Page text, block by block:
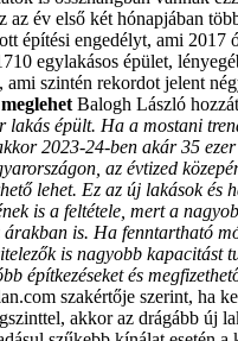
az év első két hónapjában
építési engedélyt, ami 2017
egylakásos épület,
ami szintén rekordot jelent
Balogh László
lakás épült. Ha a mostani
2023-24-ben akár 35
az évtized
lehet. Ez az új lakások és
is a feltétele, mert a
árakban is. Ha fenntartható
is nagyobb kapacitást
építkezéseket és
szakértője szerint, ha
akkor az drágább új